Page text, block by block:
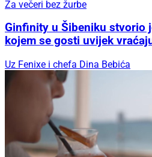
Za večeri bez žurbe
Ginfinity u Šibeniku stvorio
kojem se gosti uvijek
Uz Fenixe i chefa Dina Bebića